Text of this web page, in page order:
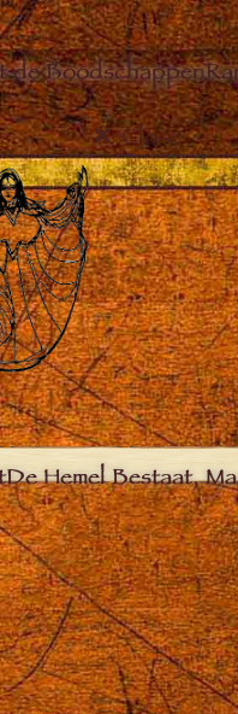
de Boodschappen
Close
De Hemel Bestaat,